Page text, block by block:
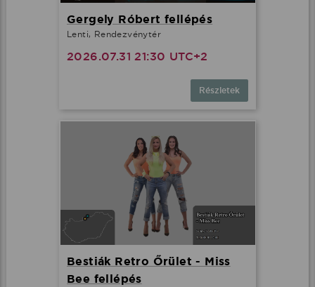
Gergely Róbert fellépés
Lenti, Rendezvénytér
2026.07.31 21:30 UTC+2
Részletek
Bestiák Retro Őrület - Miss
Bee fellépés